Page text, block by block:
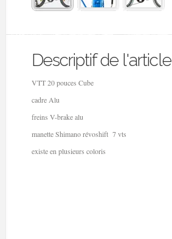
Descriptif de l'article
VTT 20 pouces Cube
cadre Alu
freins V-brake alu
manette Shimano révoshift 7 vts
existe en plusieurs coloris